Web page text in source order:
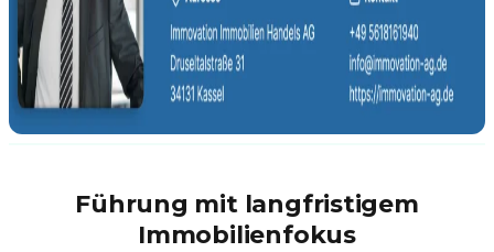
Führung mit langfristigem
Immobilienfokus